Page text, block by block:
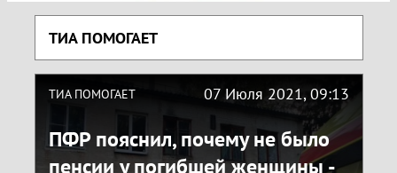
ТИА ПОМОГАЕТ
ТИА ПОМОГАЕТ 07 Июля 2021, 09:13
ПФР пояснил, почему не было
пенсии у погибшей женщины -